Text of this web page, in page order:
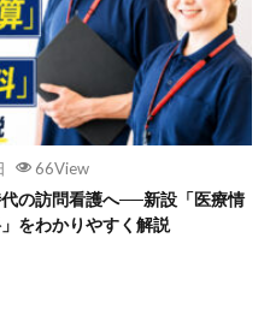
66View
の訪問看護へ──新設「医療情
をわかりやすく解説